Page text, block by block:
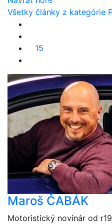
Všetky články z kategórie
15
Maroš ČABÁK
Motoristický novinár od